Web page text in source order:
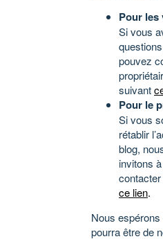
Pour
Si vous
pouvez
suivant
Pour le
Si vous
rétablir
blog,
invitons
ce lien.
Nous
pourra être de